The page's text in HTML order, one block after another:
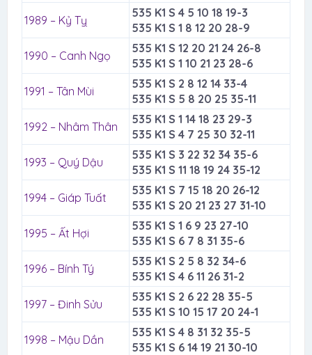
1989 – Kỷ Tỵ
535 K1 S 4 5 10 18 19-3
535 K1 S 1 8 12 20 28-9
1990 – Canh Ngọ
535 K1 S 12 20 21 24 26-8
535 K1 S 1 10 21 23 28-6
1991 – Tân Mùi
535 K1 S 2 8 12 14 33-4
535 K1 S 5 8 20 25 35-11
1992 – Nhâm Thân
535 K1 S 1 14 18 23 29-3
535 K1 S 4 7 25 30 32-11
1993 – Quý Dậu
535 K1 S 3 22 32 34 35-6
535 K1 S 11 18 19 24 35-12
1994 – Giáp Tuất
535 K1 S 7 15 18 20 26-12
535 K1 S 20 21 23 27 31-10
1995 – Ất Hợi
535 K1 S 1 6 9 23 27-10
535 K1 S 6 7 8 31 35-6
1996 – Bính Tý
535 K1 S 2 5 8 32 34-6
535 K1 S 4 6 11 26 31-2
1997 – Đinh Sửu
535 K1 S 2 6 22 28 35-5
535 K1 S 10 15 17 20 24-1
1998 – Mậu Dần
535 K1 S 4 8 31 32 35-5
535 K1 S 6 14 19 21 30-10